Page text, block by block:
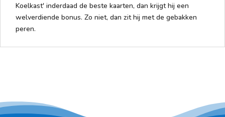
Koelkast' inderdaad de beste kaarten, dan krijgt hij een
welverdiende bonus. Zo niet, dan zit hij met de gebakken
peren.